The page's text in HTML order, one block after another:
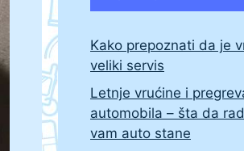
Kako prepoznati da je
veliki servis
Letnje vrućine i
automobila – šta da
vam auto stane